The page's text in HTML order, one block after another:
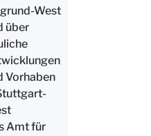
West
über
Vorhaben
Amt für